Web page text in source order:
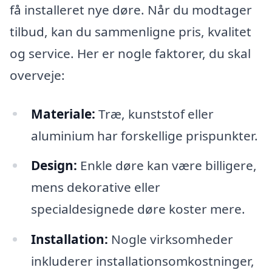
få installeret nye døre. Når du modtager
tilbud, kan du sammenligne pris, kvalitet
og service. Her er nogle faktorer, du skal
overveje:
Materiale: Træ, kunststof eller
aluminium har forskellige prispunkter.
Design: Enkle døre kan være billigere,
mens dekorative eller
specialdesignede døre koster mere.
Installation: Nogle virksomheder
inkluderer installationsomkostninger,